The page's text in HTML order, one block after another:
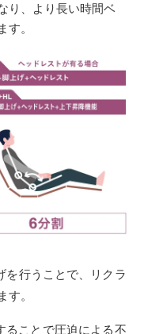
り、より長い時間ベ
。
を行うことで、リクラ
。
ることで圧迫による不